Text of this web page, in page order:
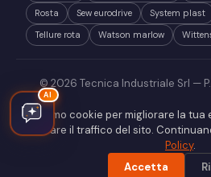
Rosta
Sew eurodrive System plast
Tellure rota
Watson marlow
© 2026 Tecnica Industriale Srl —
Informativa Privacy
Utilizziamo cookie per migliorare la tua
analizzare il traffico del sito.
Policy.
Accetta
AI